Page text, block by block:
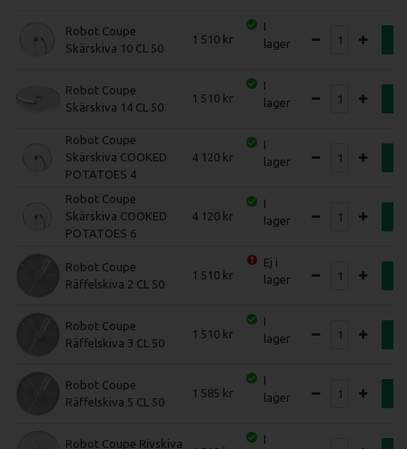
Robot Coupe
Skärskiva 10 CL 50
1 510
I
lager
Robot Coupe
Skärskiva 14 CL 50
1 510
I
lager
Robot Coupe
Skärskiva COOKED
POTATOES 4
4 120
I
lager
Robot Coupe
Skärskiva COOKED
POTATOES 6
4 120
I
lager
Robot Coupe
Räffelskiva 2 CL 50
1 510
Ej i
lager
Robot Coupe
Räffelskiva 3 CL 50
1 510
I
lager
Robot Coupe
Räffelskiva 5 CL 50
1 585
I
lager
Robot Coupe Rivskiva
I